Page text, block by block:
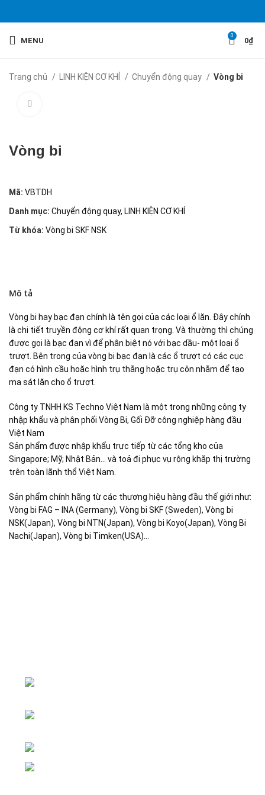
MENU
0
0₫
Trang chủ LINH KIỆN CƠ KHÍ Chuyển động quay Vòng bi
Vòng bi
Mã: VBTDH
Danh mục: Chuyển động quay, LINH KIỆN CƠ KHÍ
Từ khóa: Vòng bi SKF NSK
Mô tả
Vòng bi hay bạc đạn chính là tên gọi của các loại ổ lăn. Đây chính
là chi tiết truyền động cơ khí rất quan trọng. Và thường thì chúng
được gọi là bạc đạn vì để phân biệt nó với bạc dầu- một loại ổ
trượt. Bên trong của vòng bi bạc đạn là các ổ trượt có các cục
đạn có hình cầu hoặc hình trụ thằng hoặc trụ côn nhằm để tạo
ma sát lăn cho ổ trượt.
Công ty TNHH KS Techno Việt Nam là một trong những công ty
nhập khẩu và phân phối Vòng Bi, Gối Đỡ công nghiệp hàng đầu
Việt Nam
Sản phẩm được nhập khẩu trực tiếp từ các tổng kho của
Singapore; Mỹ; Nhật Bản… và toả đi phục vụ rộng khắp thị trường
trên toàn lãnh thổ Việt Nam.
Sản phẩm chính hãng từ các thương hiệu hàng đầu thế giới như:
Vòng bi FAG – INA (Germany), Vòng bi SKF (Sweden), Vòng bi
NSK(Japan), Vòng bi NTN(Japan), Vòng bi Koyo(Japan), Vòng Bi
Nachi(Japan), Vòng bi Timken(USA)…